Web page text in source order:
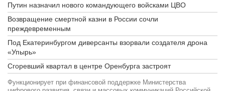
Путин назначил нового командующего войсками ЦВО
Возвращение смертной казни в России сочли
преждевременным
Под Екатеринбургом диверсанты взорвали создателя дрона
«Упырь»
Сгоревший квартал в центре Оренбурга застроят
Функционирует при финансовой поддержке Министерства